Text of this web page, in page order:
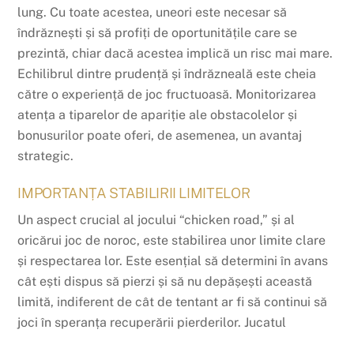
lung. Cu toate acestea, uneori este necesar să
îndrăznești și să profiți de oportunitățile care se
prezintă, chiar dacă acestea implică un risc mai mare.
Echilibrul dintre prudență și îndrăzneală este cheia
către o experiență de joc fructuoasă. Monitorizarea
atența a tiparelor de apariție ale obstacolelor și
bonusurilor poate oferi, de asemenea, un avantaj
strategic.
IMPORTANȚA STABILIRII LIMITELOR
Un aspect crucial al jocului “chicken road,” și al
oricărui joc de noroc, este stabilirea unor limite clare
și respectarea lor. Este esențial să determini în avans
cât ești dispus să pierzi și să nu depășești această
limită, indiferent de cât de tentant ar fi să continui să
joci în speranța recuperării pierderilor. Jucatul